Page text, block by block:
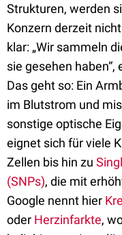
Strukturen, werden
Konzern derzeit
klar: „Wir sammeln
sie gesehen
Das geht so: Ein
im Blutstrom und
sonstige optische
eignet sich für viele
Zellen bis hin zu
(SNPs), die mit
Google nennt hier
oder Herzinfarkte,